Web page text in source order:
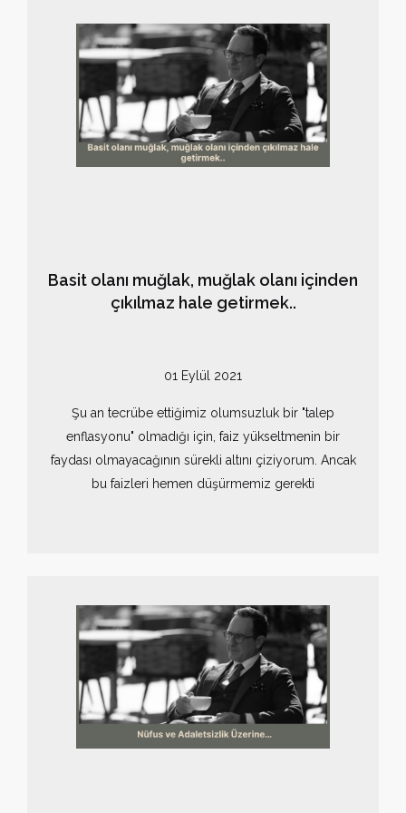
Basit olanı muğlak, muğlak olanı içinden
çıkılmaz hale getirmek..
01 Eylül 2021
Şu an tecrübe ettiğimiz olumsuzluk bir "talep
enflasyonu" olmadığı için, faiz yükseltmenin bir
faydası olmayacağının sürekli altını çiziyorum. Ancak
bu faizleri hemen düşürmemiz gerekti